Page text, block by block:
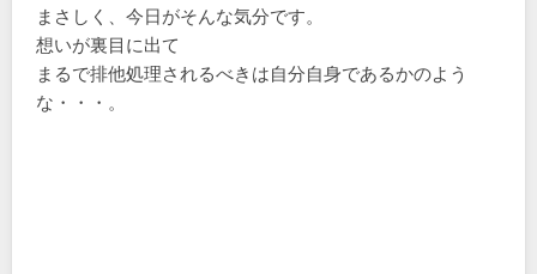
まさしく、今日がそんな気分です。
想いが裏目に出て
まるで排他処理されるべきは自分自身であるかのよう
な・・・。